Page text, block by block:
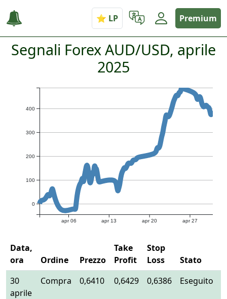
Premium
Segnali Forex AUD/USD, aprile
2025
apr 06 apr 13 apr 20 apr 27
0
100
200
300
400
Data,
ora
Ordine Prezzo
Take
Profit
Stop
Loss
Stato
30
aprile
Compra 0,6410 0,6429 0,6386 Eseguito